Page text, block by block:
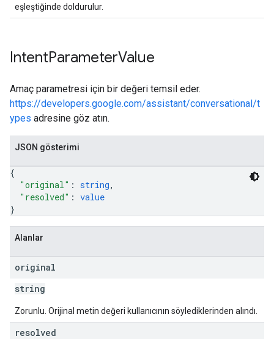
eşleştiğinde doldurulur.
IntentParameterValue
Amaç parametresi için bir değeri temsil eder.
https://developers.google.com/assistant/conversational/t
ypes adresine göz atın.
JSON gösterimi
{
"original" : string,
"resolved" : value
}
Alanlar
original
string
Zorunlu. Orijinal metin değeri kullanıcının söylediklerinden alındı.
resolved